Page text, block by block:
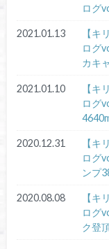
ログ
2021.01.13
【キ
ログ
カキ
2021.01.10
【キ
ログ
2020.12.31
【キ
ログ
ンプ
2020.08.08
【キ
ログ
ク登